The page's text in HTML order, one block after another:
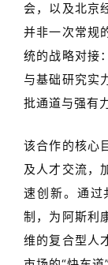
会，以及北京
并非一次常规
统的战略对接
与基础研究实
批通道与强有
该合作的核心
及人才交流，
速创新。通过
制，为阿斯利
维的复合型人